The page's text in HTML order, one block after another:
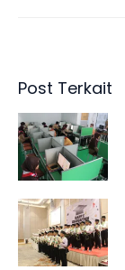
Post Terkait